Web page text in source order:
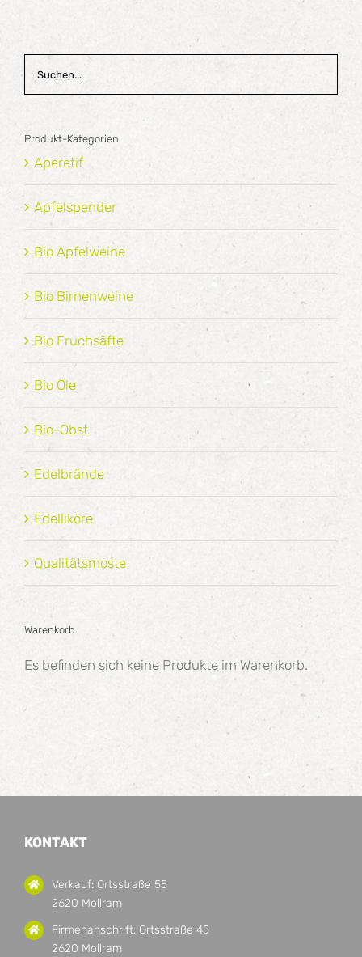
Produkt-Kategorien
Aperetif
Apfelspender
Bio Apfelweine
Bio Birnenweine
Bio Fruchsäfte
Bio Öle
Bio-Obst
Edelbrände
Edelliköre
Qualitätsmoste
Warenkorb
Es befinden sich keine Produkte im Warenkorb.
KONTAKT
Verkauf: Ortsstraße 55
2620 Mollram
Firmenanschrift: Ortsstraße 45
2620 Mollram